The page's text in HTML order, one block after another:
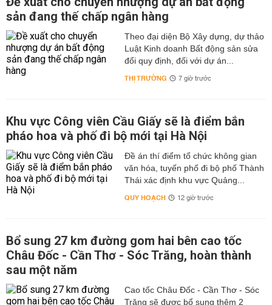
sản đang thế chấp ngân hàng
Theo đại diện Bộ Xây dựng, dự thảo
Luật Kinh doanh Bất động sản sửa
đổi quy định, đối với dự án...
THỊ TRƯỜNG 7 giờ trước
Khu vực Công viên Cầu Giấy sẽ là điểm bắn
pháo hoa và phố đi bộ mới tại Hà Nội
Đề án thí điểm tổ chức không gian
văn hóa, tuyến phố đi bộ phố Thành
Thái xác định khu vực Quảng...
QUY HOẠCH 12 giờ trước
Bổ sung 27 km đường gom hai bên cao tốc
Châu Đốc - Cần Thơ - Sóc Trăng, hoàn thành
sau một năm
Cao tốc Châu Đốc - Cần Thơ - Sóc
Trăng sẽ được bổ sung thêm 2